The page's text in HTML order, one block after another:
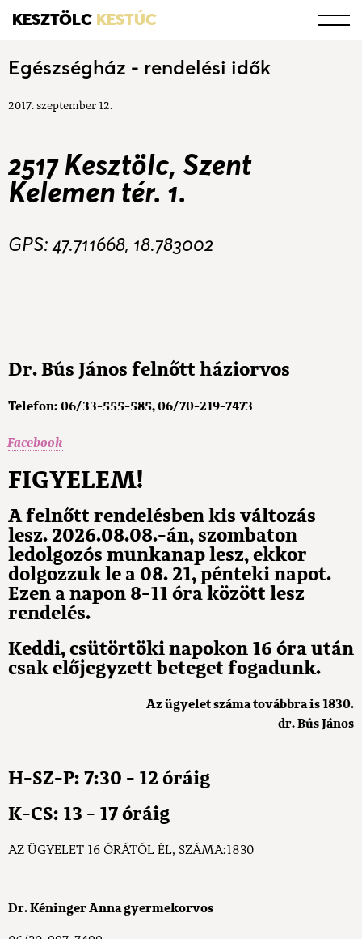
KESZTÖLC KESTÚC
Egészségház - rendelési idők
2017. szeptember 12.
2517 Kesztölc, Szent
Kelemen tér. 1.
GPS: 47.711668, 18.783002
Dr. Bús János felnőtt háziorvos
Telefon: 06/33-555-585, 06/70-219-7473
Facebook
FIGYELEM!
A felnőtt rendelésben kis változás
lesz. 2026.08.08.-án, szombaton
ledolgozós munkanap lesz, ekkor
dolgozzuk le a 08. 21, pénteki napot.
Ezen a napon 8-11 óra között lesz
rendelés.
Keddi, csütörtöki napokon 16 óra után
csak előjegyzett beteget fogadunk.
Az ügyelet száma továbbra is 1830.
dr. Bús János
H-SZ-P: 7:30 - 12 óráig
K-CS: 13 - 17 óráig
AZ ÜGYELET 16 ÓRÁTÓL ÉL, SZÁMA:1830
Dr. Kéninger Anna gyermekorvos